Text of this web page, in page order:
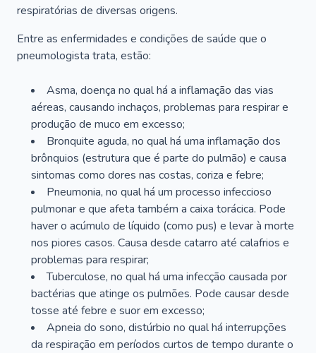
respiratórias de diversas origens.
Entre as enfermidades e condições de saúde que o
pneumologista trata, estão:
Asma, doença no qual há a inflamação das vias
aéreas, causando inchaços, problemas para respirar e
produção de muco em excesso;
Bronquite aguda, no qual há uma inflamação dos
brônquios (estrutura que é parte do pulmão) e causa
sintomas como dores nas costas, coriza e febre;
Pneumonia, no qual há um processo infeccioso
pulmonar e que afeta também a caixa torácica. Pode
haver o acúmulo de líquido (como pus) e levar à morte
nos piores casos. Causa desde catarro até calafrios e
problemas para respirar;
Tuberculose, no qual há uma infecção causada por
bactérias que atinge os pulmões. Pode causar desde
tosse até febre e suor em excesso;
Apneia do sono, distúrbio no qual há interrupções
da respiração em períodos curtos de tempo durante o